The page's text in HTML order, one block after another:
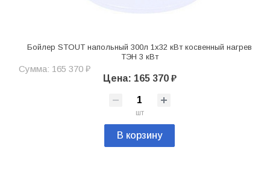
Бойлер STOUT напольный 300л 1х32 кВт косвенный нагрев
ТЭН 3 кВт
Сумма: 165 370 ₽
Цена: 165 370 ₽
шт
В корзину